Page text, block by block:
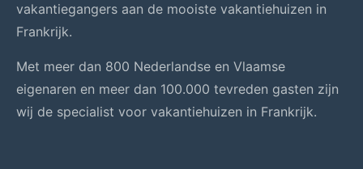
vakantiegangers aan de mooiste vakantiehuizen in
Frankrijk.
Met meer dan 800 Nederlandse en Vlaamse
eigenaren en meer dan 100.000 tevreden gasten zijn
wij de specialist voor vakantiehuizen in Frankrijk.